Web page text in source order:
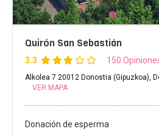
Quirón San Sebastián
3.3 150
Alkolea 7 20012 Donostia (Gipuzkoa),
VER MAPA
Donación de esperma